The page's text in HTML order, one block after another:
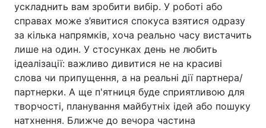
ускладнить вам зробити вибір. У роботі або
справах може з’явитися спокуса взятися одразу
за кілька напрямків, хоча реально часу вистачить
лише на один. У стосунках день не любить
ідеалізації: важливо дивитися не на красиві
слова чи припущення, а на реальні дії партнера/
партнерки. А ще п'ятниця буде сприятливою для
творчості, планування майбутніх ідей або пошуку
натхнення. Ближче до вечора частина